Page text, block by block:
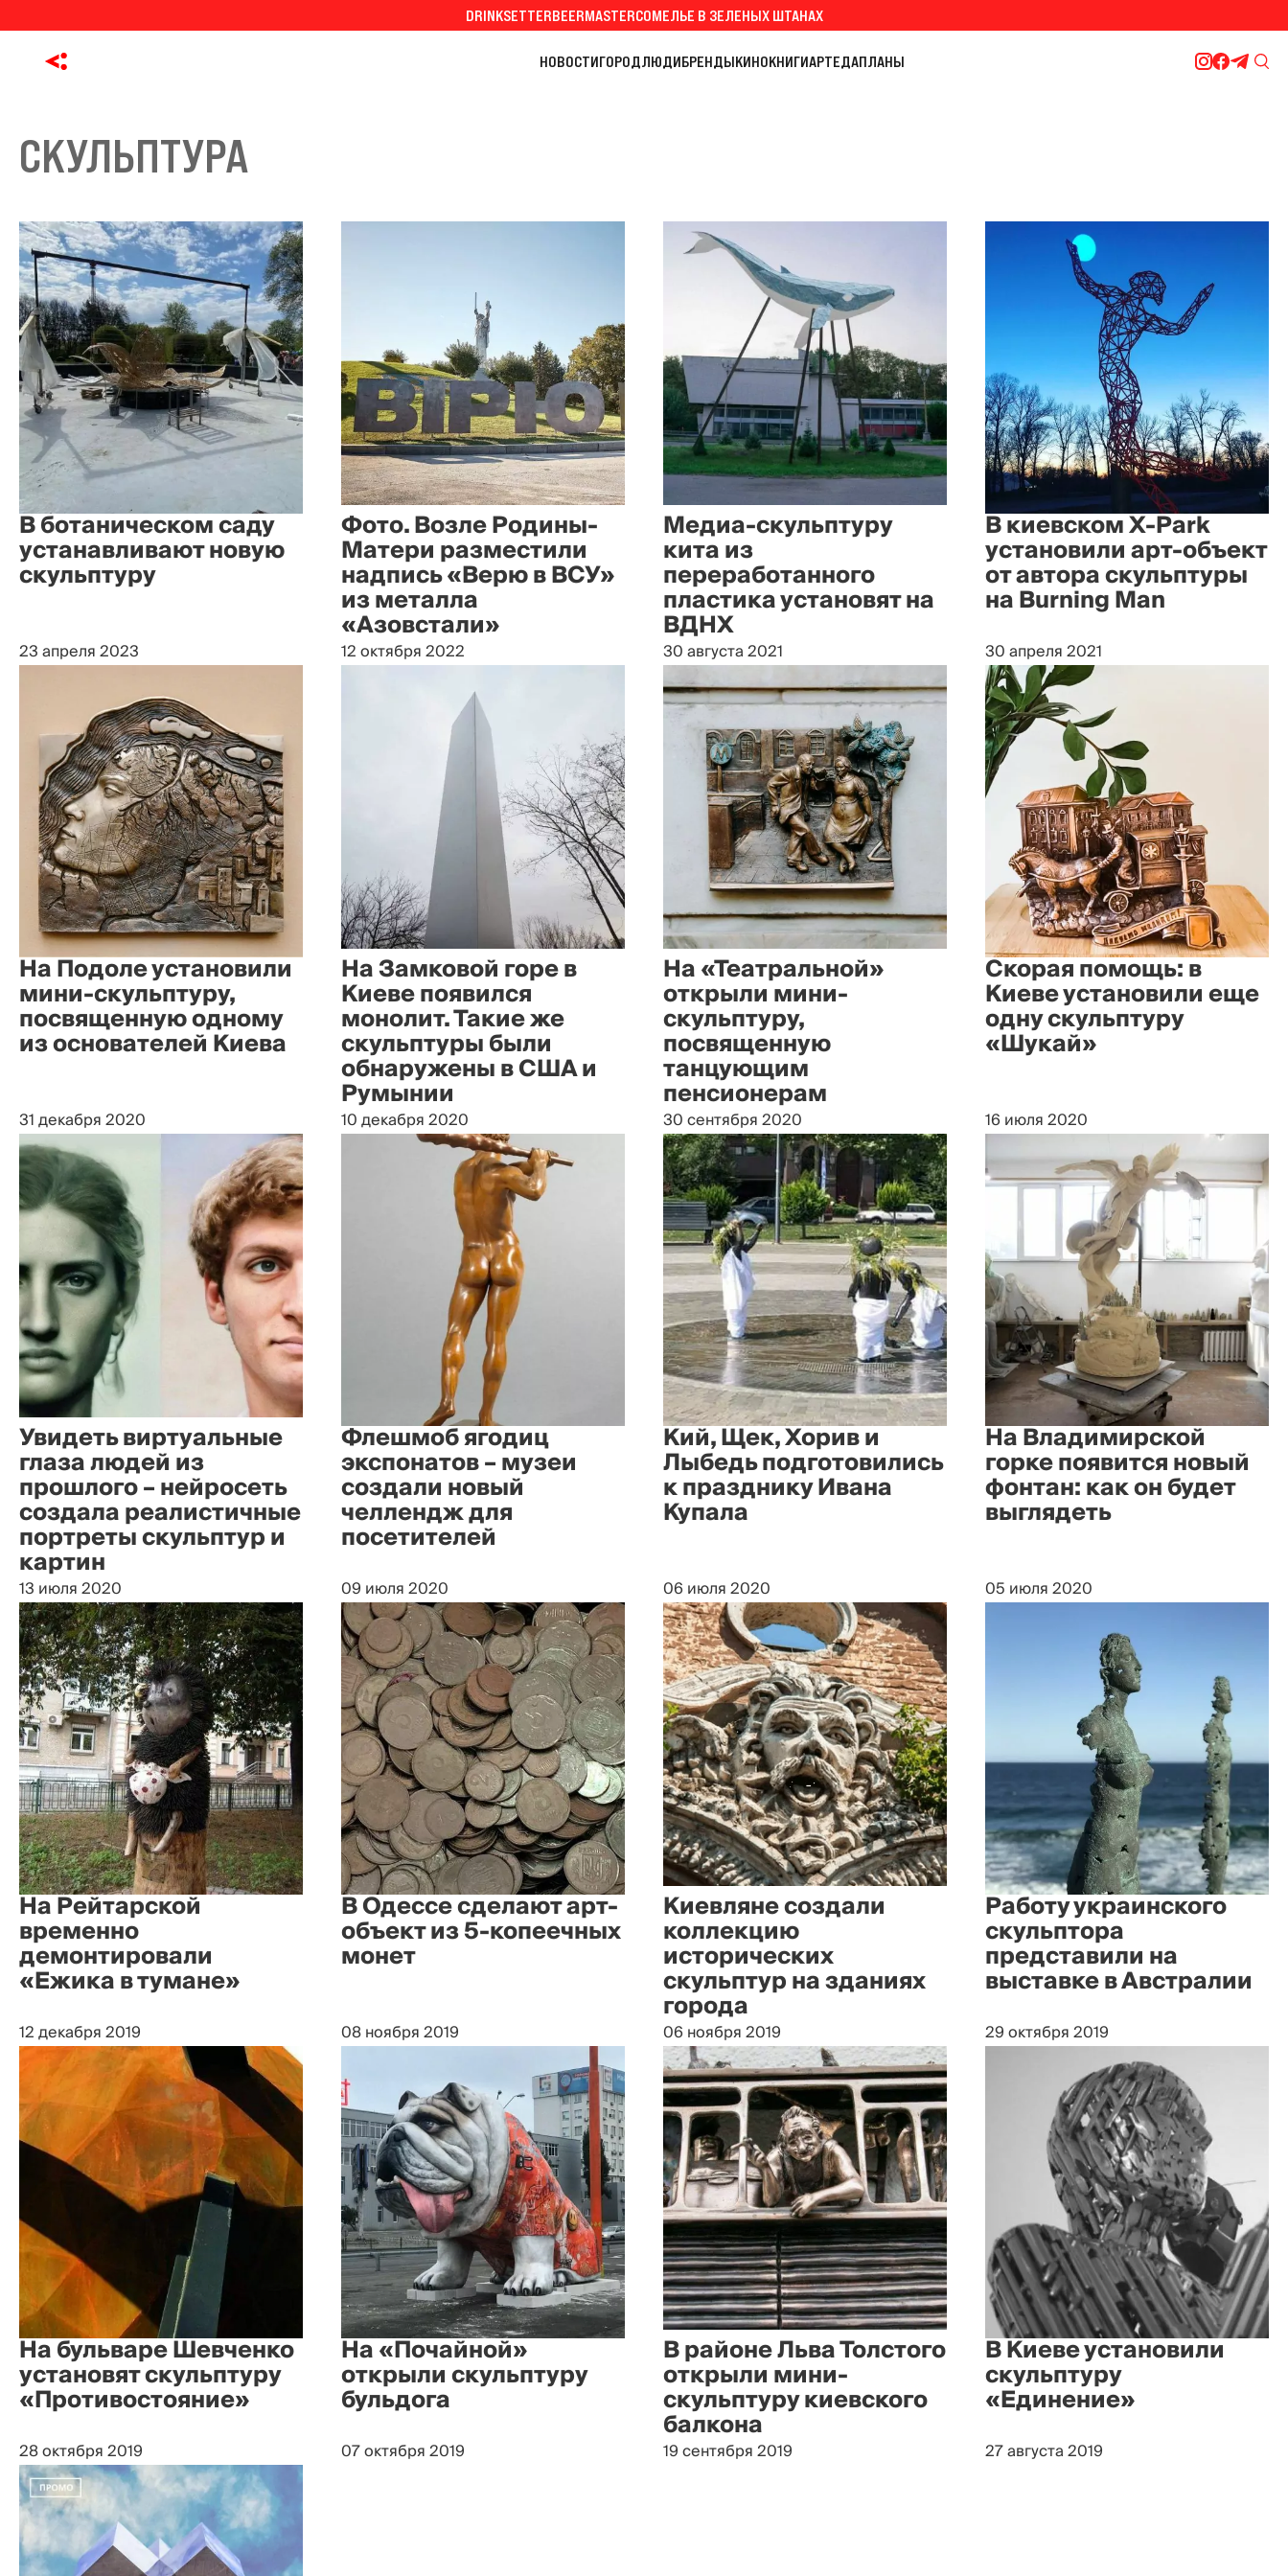
DRINKSETTERBEERMASTERСОМЕЛЬЕ В ЗЕЛЕНЫХ ШТАНАХ
НОВОСТИГОРОДЛЮДИБРЕНДЫКИНОКНИГИАРТЕДАПЛАНЫ
СКУЛЬПТУРА
В ботаническом саду
устанавливают новую
скульптуру
23 апреля 2023
Фото. Возле Родины-
Матери разместили
надпись «Верю в ВСУ»
из металла
«Азовстали»
12 октября 2022
Медиа-скульптуру
кита из
переработанного
пластика установят на
ВДНХ
30 августа 2021
В киевском X-Park
установили арт-объект
от автора скульптуры
на Burning Man
30 апреля 2021
На Подоле установили
мини-скульптуру,
посвященную одному
из основателей Киева
31 декабря 2020
На Замковой горе в
Киеве появился
монолит. Такие же
скульптуры были
обнаружены в США и
Румынии
10 декабря 2020
На «Театральной»
открыли мини-
скульптуру,
посвященную
танцующим
пенсионерам
30 сентября 2020
Скорая помощь: в
Киеве установили еще
одну скульптуру
«Шукай»
16 июля 2020
Увидеть виртуальные
глаза людей из
прошлого – нейросеть
создала реалистичные
портреты скульптур и
картин
13 июля 2020
Флешмоб ягодиц
экспонатов – музеи
создали новый
челлендж для
посетителей
09 июля 2020
Кий, Щек, Хорив и
Лыбедь подготовились
к празднику Ивана
Купала
06 июля 2020
На Владимирской
горке появится новый
фонтан: как он будет
выглядеть
05 июля 2020
На Рейтарской
временно
демонтировали
«Ежика в тумане»
12 декабря 2019
В Одессе сделают арт-
объект из 5-копеечных
монет
08 ноября 2019
Киевляне создали
коллекцию
исторических
скульптур на зданиях
города
06 ноября 2019
Работу украинского
скульптора
представили на
выставке в Австралии
29 октября 2019
На бульваре Шевченко
установят скульптуру
«Противостояние»
28 октября 2019
На «Почайной»
открыли скульптуру
бульдога
07 октября 2019
В районе Льва Толстого
открыли мини-
скульптуру киевского
балкона
19 сентября 2019
В Киеве установили
скульптуру
«Единение»
27 августа 2019